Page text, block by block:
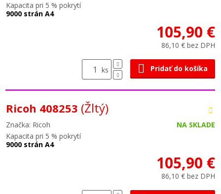
Kapacita pri 5 % pokrytí
9000 strán A4
105,90 €
86,10 € bez DPH
ks Pridať do košíka
Ricoh 408253 (Žltý)
Značka: Ricoh
NA SKLADE
Kapacita pri 5 % pokrytí
9000 strán A4
105,90 €
86,10 € bez DPH